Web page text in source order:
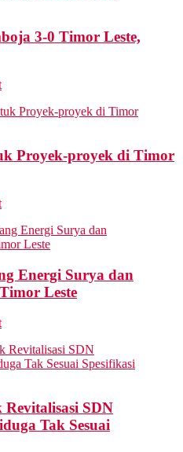
3-0 Timor Leste,
Proyek-proyek di Timor
Energi Surya dan
Leste
SDN
Tak Sesuai